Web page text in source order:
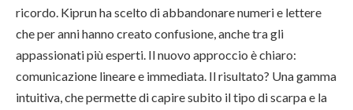
ricordo. Kiprun ha scelto di abbandonare numeri e lettere
che per anni hanno creato confusione, anche tra gli
appassionati più esperti. Il nuovo approccio è chiaro:
comunicazione lineare e immediata. Il risultato? Una gamma
intuitiva, che permette di capire subito il tipo di scarpa e la